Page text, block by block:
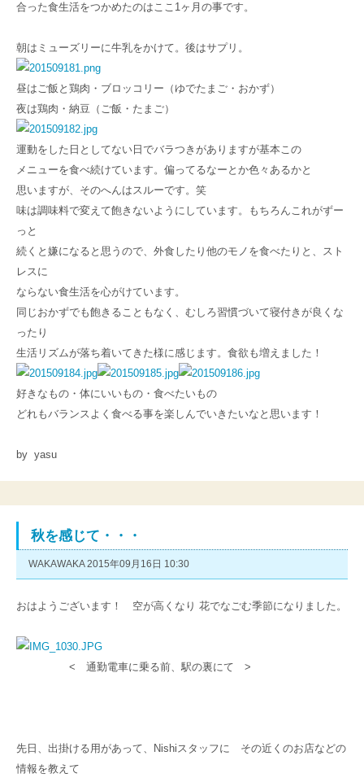
合った食生活をつかめたのはここ1ヶ月の事です。
朝はミューズリーに牛乳をかけて。後はサプリ。
昼はご飯と鶏肉・ブロッコリー（ゆでたまご・おかず）
夜は鶏肉・納豆（ご飯・たまご）
運動をした日としてない日でバラつきがありますが基本この
メニューを食べ続けています。偏ってるなーとか色々あるかと
思いますが、そのへんはスルーです。笑
味は調味料で変えて飽きないようにしています。もちろんこれがずー
っと
続くと嫌になると思うので、外食したり他のモノを食べたりと、スト
レスに
ならない食生活を心がけています。
同じおかずでも飽きることもなく、むしろ習慣づいて寝付きが良くな
ったり
生活リズムが落ち着いてきた様に感じます。食欲も増えました！
好きなもの・体にいいもの・食べたいもの
どれもバランスよく食べる事を楽しんでいきたいなと思います！
by yasu
秋を感じて・・・
WAKAWAKA 2015年09月16日 10:30
おはようございます！ 空が高くなり 花でなごむ季節になりました。
< 通勤電車に乗る前、駅の裏にて >
先日、出掛ける用があって、Nishiスタッフに その近くのお店などの
情報を教えて